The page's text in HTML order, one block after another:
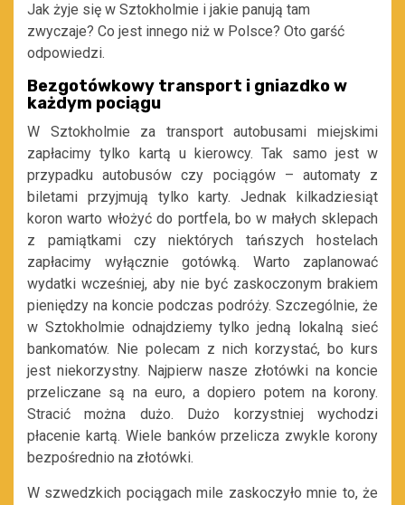
Jak żyje się w Sztokholmie i jakie panują tam
zwyczaje? Co jest innego niż w Polsce? Oto garść
odpowiedzi.
Bezgotówkowy transport i gniazdko w
każdym pociągu
W Sztokholmie za transport autobusami miejskimi
zapłacimy tylko kartą u kierowcy. Tak samo jest w
przypadku autobusów czy pociągów – automaty z
biletami przyjmują tylko karty. Jednak kilkadziesiąt
koron warto włożyć do portfela, bo w małych sklepach
z pamiątkami czy niektórych tańszych hostelach
zapłacimy wyłącznie gotówką. Warto zaplanować
wydatki wcześniej, aby nie być zaskoczonym brakiem
pieniędzy na koncie podczas podróży. Szczególnie, że
w Sztokholmie odnajdziemy tylko jedną lokalną sieć
bankomatów. Nie polecam z nich korzystać, bo kurs
jest niekorzystny. Najpierw nasze złotówki na koncie
przeliczane są na euro, a dopiero potem na korony.
Stracić można dużo. Dużo korzystniej wychodzi
płacenie kartą. Wiele banków przelicza zwykle korony
bezpośrednio na złotówki.
W szwedzkich pociągach mile zaskoczyło mnie to, że